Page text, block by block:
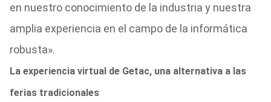
en nuestro conocimiento de la industria y nuestra
amplia experiencia en el campo de la informática
robusta».
La experiencia virtual de Getac, una alternativa a las
ferias tradicionales